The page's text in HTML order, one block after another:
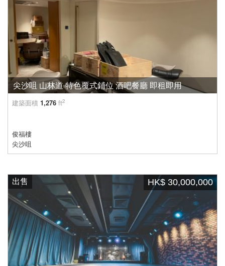
尖沙咀 山林道 特色覆式鋪位 酒吧餐廳 即租即用
建築面積 1,276 ft2
俊福樓
尖沙咀
出售 HK$ 30,000,000